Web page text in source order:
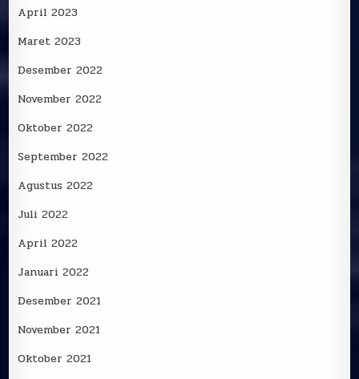
April 2023
Maret 2023
Desember 2022
November 2022
Oktober 2022
September 2022
Agustus 2022
Juli 2022
April 2022
Januari 2022
Desember 2021
November 2021
Oktober 2021